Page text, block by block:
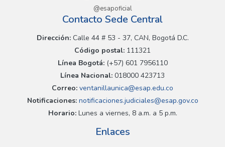
@esapoficial
Contacto Sede Central
Dirección:Calle 44 # 53 - 37, CAN, Bogotá D.C.
Código postal: 111321
Línea Bogotá:(+57) 601 7956110
Línea Nacional: 018000 423713
Correo: ventanillaunica@esap.edu.co
Notificaciones:notificaciones.judiciales@esap.gov.co
Horario:Lunes a viernes, 8 a.m. a 5 p.m.
Enlaces